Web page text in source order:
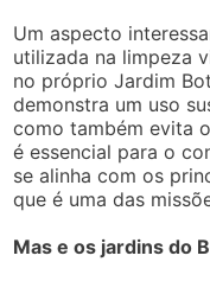
Um aspecto
utilizada na limpeza
no próprio Jardim
demonstra um uso
como também evita
é essencial para o
se alinha com os
que é uma das
Mas e os jardins do